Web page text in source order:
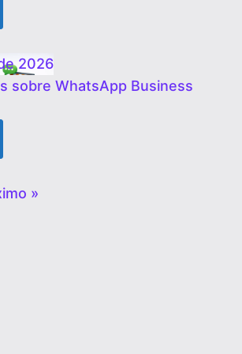
2026
sobre WhatsApp Business
»